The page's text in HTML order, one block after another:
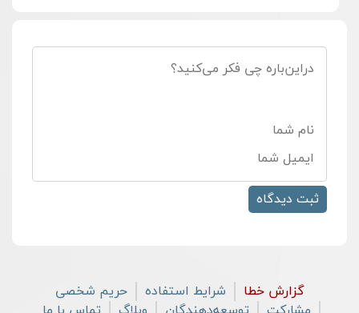
گزارش خطا شرایط استفاده
حریم شخصی